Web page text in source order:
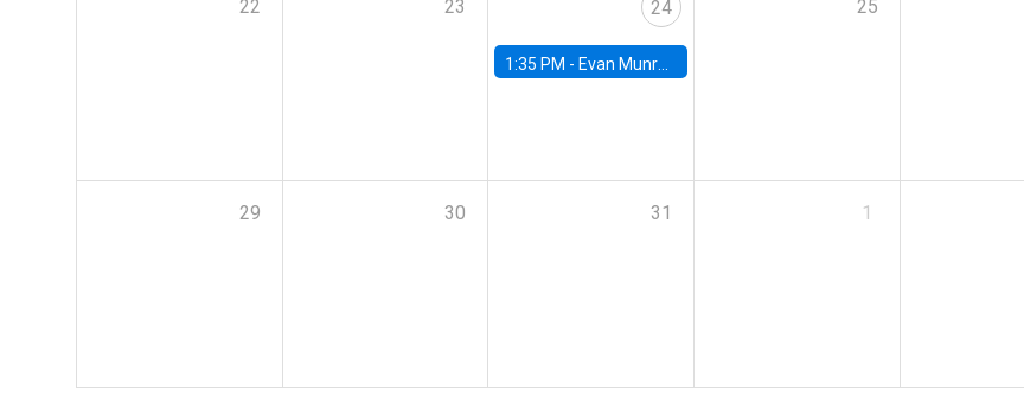
22 23 24
1:35 PM - Evan Munro, Neyman Visiting Assistant Professor in the Department of Statistics at UC Berkeley
25
29 30 31 1